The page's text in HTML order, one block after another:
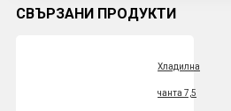
СВЪРЗАНИ ПРОДУКТИ
Хладилна
чанта 7,5